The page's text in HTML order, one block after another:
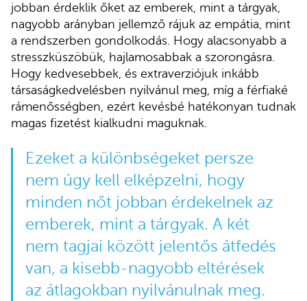
jobban érdeklik őket az emberek, mint a tárgyak,
nagyobb arányban jellemző rájuk az empátia, mint
a rendszerben gondolkodás. Hogy alacsonyabb a
stresszküszöbük, hajlamosabbak a szorongásra.
Hogy kedvesebbek, és extraverziójuk inkább
társaságkedvelésben nyilvánul meg, míg a férfiaké
rámenősségben, ezért kevésbé hatékonyan tudnak
magas fizetést kialkudni maguknak.
Ezeket a különbségeket persze
nem úgy kell elképzelni, hogy
minden nőt jobban érdekelnek az
emberek, mint a tárgyak. A két
nem tagjai között jelentős átfedés
van, a kisebb-nagyobb eltérések
az átlagokban nyilvánulnak meg.